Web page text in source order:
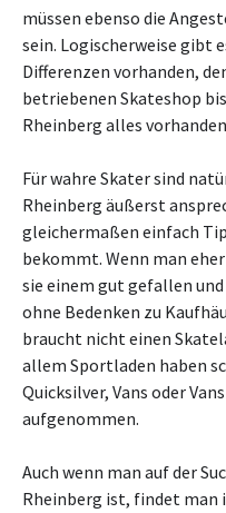
müssen ebenso die
sein. Logischerweise gibt
Differenzen vorhanden,
betriebenen Skateshop
Rheinberg alles
Für wahre Skater sind
Rheinberg äußerst
gleichermaßen einfach
bekommt. Wenn man
sie einem gut gefallen
ohne Bedenken zu
braucht nicht einen
allem Sportladen haben
Quicksilver, Vans oder
aufgenommen.
Auch wenn man auf der
Rheinberg ist, findet man